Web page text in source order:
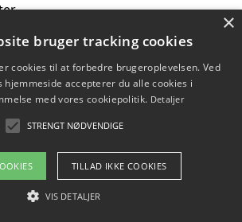
for familien og naturen
2026 - Pilanto Aps
kontakt
Blog Betingelser
×
bruger tracking cookies
cookies til at forbedre brugeroplevelsen. Ved
hjemmeside accepterer du alle cookies i
med vores cookiepolitik. Detaljer
STRENGT NØDVENDIGE
TILLAD IKKE COOKIES
VIS DETALJER